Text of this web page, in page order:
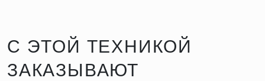
С ЭТОЙ ТЕХНИКОЙ
ЗАКАЗЫВАЮТ